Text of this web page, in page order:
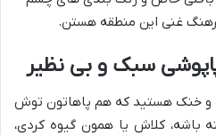
غنی این منطقه هستن.
سبک و بی نظیر
و خنک هستید که هم پاهاتون توش
کلاش یا همون گیوه کردی،